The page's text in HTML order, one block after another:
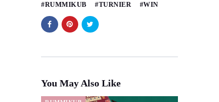
RUMMIKUB
TURNIER WIN
You May Also Like